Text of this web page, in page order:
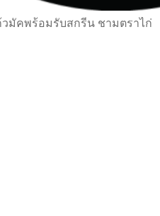
มัคพร้อมรับสกรีน ชามตราไก่